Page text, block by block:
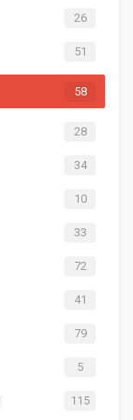
26
51
58
28
34
10
33
72
41
79
5
115